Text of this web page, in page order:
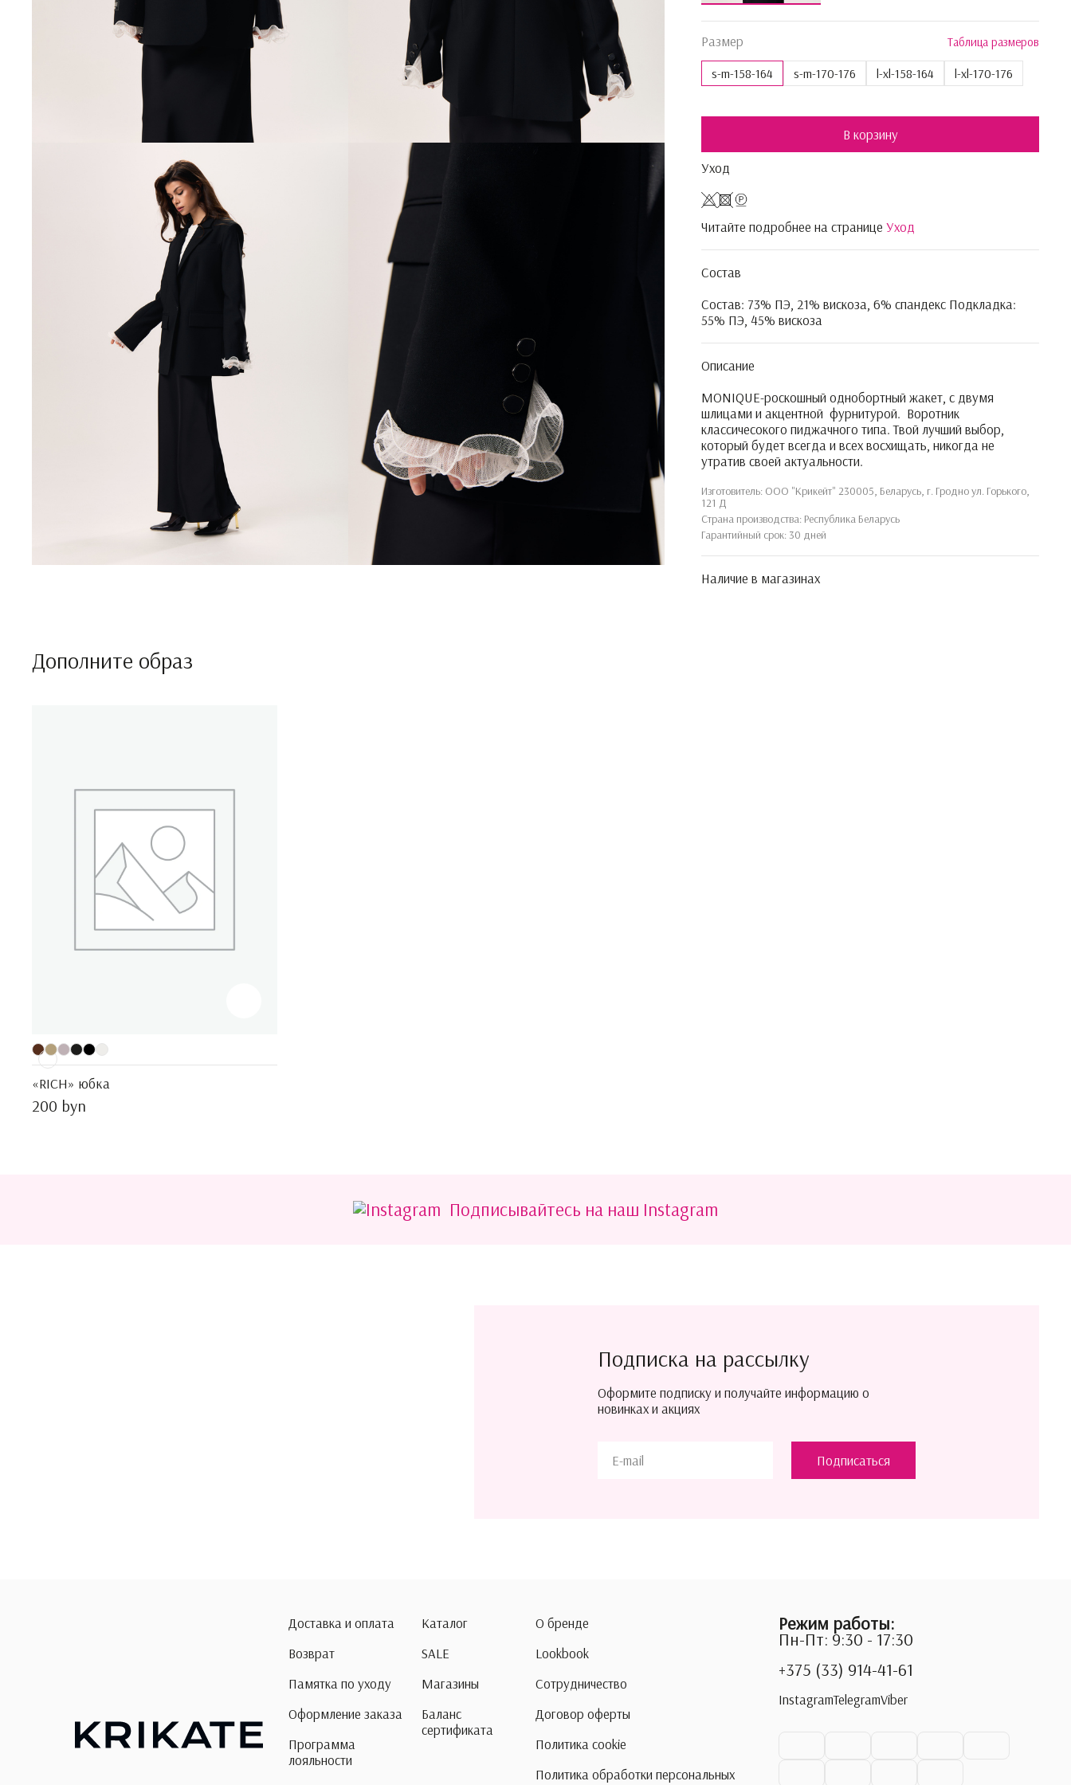
Размер Таблица размеров
s-m-158-164 s-m-170-176 l-xl-158-164 l-xl-170-176
В корзину
Уход
Читайте подробнее на странице Уход
Состав
Состав: 73% ПЭ, 21% вискоза, 6% спандекс Подкладка:
55% ПЭ, 45% вискоза
Описание
MONIQUE-роскошный однобортный жакет, с двумя
шлицами и акцентной фурнитурой. Воротник
классичесокого пиджачного типа. Твой лучший выбор,
который будет всегда и всех восхищать, никогда не
утратив своей актуальности.
Изготовитель: ООО "Крикейт" 230005, Беларусь, г. Гродно ул. Горького,
121 Д
Страна производства: Республика Беларусь
Гарантийный срок: 30 дней
Наличие в магазинах
Дополните образ
«RICH» юбка
200 byn
Подписывайтесь на наш Instagram
Подписка на рассылку
Оформите подписку и получайте информацию о
новинках и акциях
Подписаться
Доставка и оплата
Возврат
Памятка по уходу
Оформление заказа
Программа
лояльности
Каталог
SALE
Магазины
Баланс
сертификата
О бренде
Lookbook
Сотрудничество
Договор оферты
Политика cookie
Политика обработки персональных
Режим работы:
Пн-Пт: 9:30 - 17:30
+375 (33) 914-41-61
InstagramTelegramViber